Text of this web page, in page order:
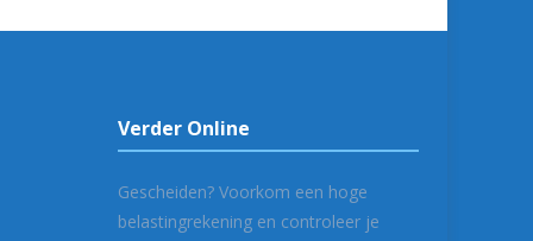
Verder Online
Gescheiden? Voorkom een hoge
belastingrekening en controleer je